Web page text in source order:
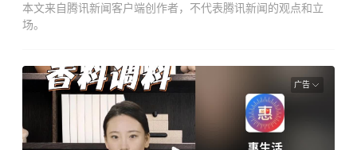
本文来自腾讯新闻客户端创作者，不代表腾讯新闻的观点和立
场。
广告